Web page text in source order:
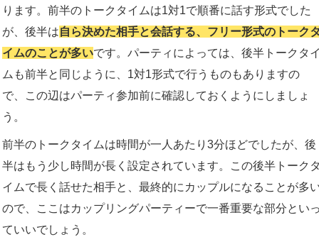
ります。前半のトークタイムは1対1で順番に話す形式でした
が、後半は自ら決めた相手と会話する、フリー形式のトーク
イムのことが多いです。パーティによっては、後半トークタ
ムも前半と同じように、1対1形式で行うものもありますの
で、この辺はパーティ参加前に確認しておくようにしましょ
う。
前半のトークタイムは時間が一人あたり3分ほどでしたが、後
半はもう少し時間が長く設定されています。この後半トーク
イムで長く話せた相手と、最終的にカップルになることが多
ので、ここはカップリングパーティーで一番重要な部分とい
ていいでしょう。